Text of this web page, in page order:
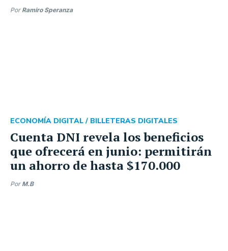
Por Ramiro Speranza
Cuenta DNI revela los beneficios
que ofrecerá en junio: permitirán
un ahorro de hasta $170.000
ECONOMÍA DIGITAL / BILLETERAS DIGITALES
Por M.B